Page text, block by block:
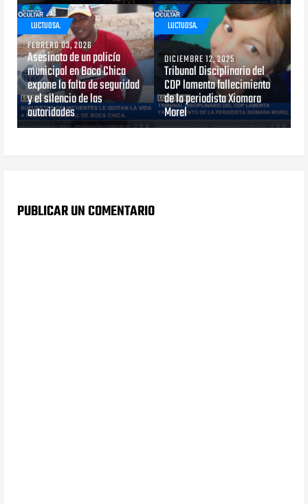
LUCTUOSA.
FEBRERO 03, 2026
Asesinato de un policía
municipal en Boca Chica
expone la falta de seguridad
y el silencio de las
autoridades
LUCTUOSA.
DICIEMBRE 12, 2025
Tribunal Disciplinario del
CDP lamenta fallecimiento
de la periodista Xiomara
Morel
PUBLICAR UN COMENTARIO